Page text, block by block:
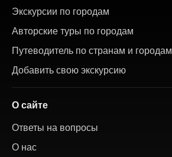
Экскурсии по городам
Авторские туры по городам
Путеводитель по странам и городам
Добавить свою экскурсию
О сайте
Ответы на вопросы
О нас